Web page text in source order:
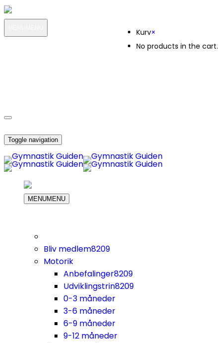
Kurv×
No products in the cart.
Toggle navigation
MENUMENU
Bliv medlem8209
Motorik
Anbefalinger8209
Udviklingstrin8209
0-3 måneder
3-6 måneder
6-9 måneder
9-12 måneder